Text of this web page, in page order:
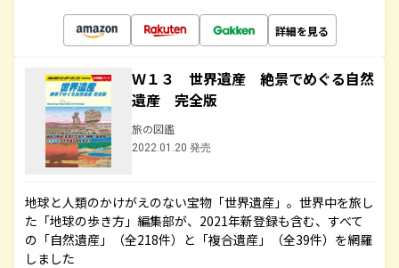
詳細を見る
Ｗ１３ 世界遺産 絶景でめぐる自然
遺産 完全版
旅の図鑑
2022.01.20 発売
地球と人類のかけがえのない宝物「世界遺産」。世界中を旅し
た「地球の歩き方」編集部が、2021年新登録も含む、すべて
の「自然遺産」（全218件）と「複合遺産」（全39件）を網羅
しました